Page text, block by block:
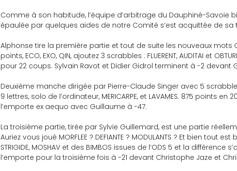
Comme à son habitude, l’équipe d’arbitrage du Dauphiné-Savoie
épaulée par quelques aides de notre Comité s’est acquittée de
Alphonse tire la première partie et tout de suite les nouveaux mots
points, ECO, EXO, QIN, ajoutez 3 scrabbles : FLUERENT, AUDITAI et
pour 22 coups. Sylvain Ravot et Didier Gidrol terminent à -2 devant
Deuxième manche dirigée par Pierre-Claude Singer avec 5 scrabbles :
9 lettres, solo de l’ordinateur, MERICARPE, et LAVAMES. 875 points en
l’emporte ex aequo avec Guillaume à -47.
La troisième partie, tirée par Sylvie Guillemard, est une partie
Auriez vous joué MORFLEE ? DEFIANTE ? MODULANTS ? Et bien tout est
STRIGIDE, MOSHAV et des BIMBOS issues de l’ODS 5 et la différence
l’emporte pour la troisième fois à -21 devant Christophe Jaze et